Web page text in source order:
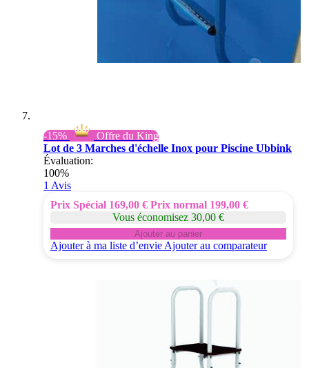
-15%
Offre du King
Lot de 3 Marches d'échelle Inox pour Piscine Ubbink
Évaluation:
100%
1 Avis
Prix Spécial 169,00 € Prix normal 199,00 €
Vous économisez 30,00 €
Ajouter au panier
Ajouter à ma liste d’envie Ajouter au comparateur